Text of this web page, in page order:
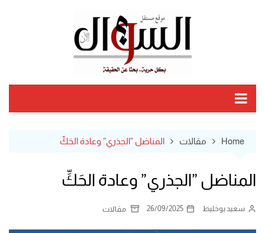
Home مقالات المناضل ”الجذري” وعادة الحَكِّ
المناضل ”الجذري” وعادة الحَكِّ
سعيد بوخليط 26/09/2025 مقالات